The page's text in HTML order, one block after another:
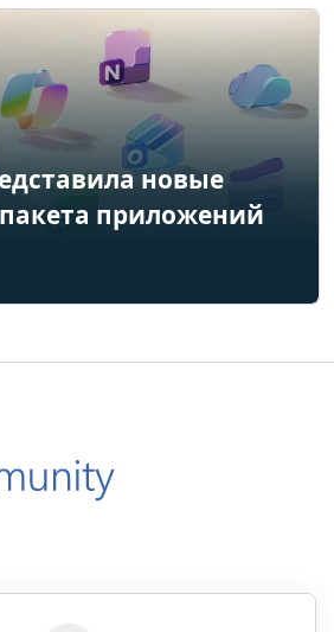
новые
приложений